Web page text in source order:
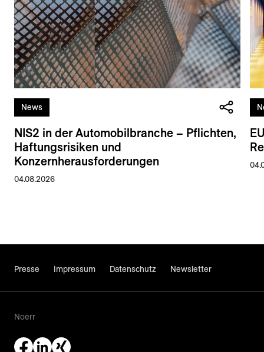
News
NIS2 in der Automobilbranche – Pflichten,
Haftungsrisiken und
Konzernherausforderungen
04.08.2026
Presse Impressum Datenschutz Newsletter
Noerr